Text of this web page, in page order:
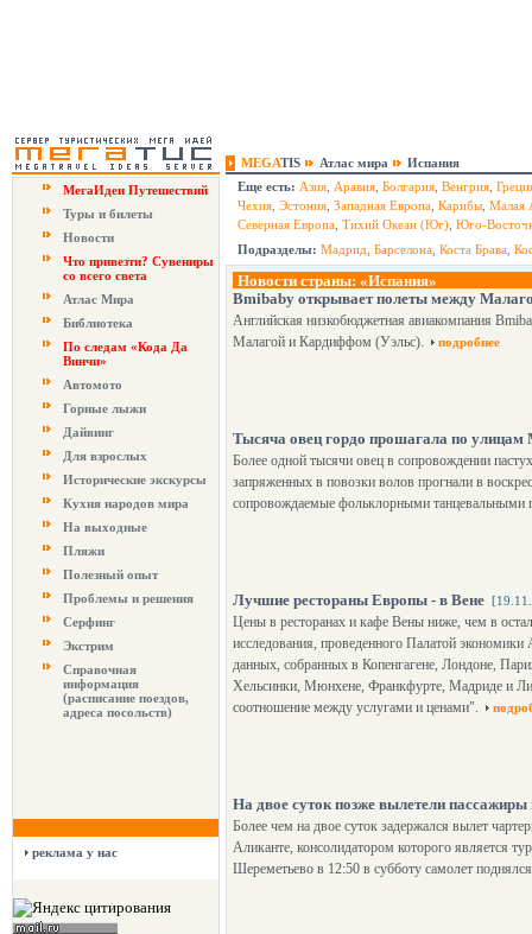
MEGATIS Атлас мира
Испания
МегаИдеи Путешествий
Туры и билеты
Новости
Что привезти? Сувениры
со всего света
Атлас Мира
Библиотека
По следам «Кода Да
Винчи»
Автомото
Горные лыжи
Дайвинг
Для взрослых
Исторические экскурсы
Кухня народов мира
На выходные
Пляжи
Полезный опыт
Проблемы и решения
Серфинг
Экстрим
Справочная
информация
(расписание поездов,
адреса посольств)
реклама у нас
Еще есть: Азия Аравия Болгария Венгрия
Чехия Эстония Западная Европа Карибы Малая
Северная Европа Тихий Океан (Юг) Юго-
Подразделы: Мадрид Барселона Коста Брава
Новости страны: «Испания»
Bmibaby открывает полеты между
Английская низкобюджетная авиакомпания
Малагой и Кардиффом (Уэльс).
подробнее
Тысяча овец гордо прошагала по улицам
Более одной тысячи овец в сопровождении
запряженных в повозки волов прогнали в
сопровождаемые фольклорными танцевальными
Лучшие рестораны Европы - в Вене
Цены в ресторанах и кафе Вены ниже, чем в
исследования, проведенного Палатой
данных, собранных в Копенгагене, Лондоне,
Хельсинки, Мюнхене, Франкфурте, Мадриде и
соотношение между услугами и ценами".
На двое суток позже вылетели
Более чем на двое суток задержался вылет
Аликанте, консолидатором которого является
Шереметьево в 12:50 в субботу самолет